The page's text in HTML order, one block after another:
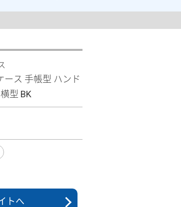
ース 手帳型 ハンド
型 BK
トへ